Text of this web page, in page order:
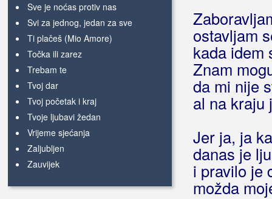
Sve je noćas protiv nas
Svi za jednog, jedan za sve
Ti plačeš (Mio Amore)
Točka ili zarez
Trebam te
Tvoj dar
Tvoj početak i kraj
Tvoje ljubavi žedan
Vrijeme sjećanja
Zaljubljen
Zauvijek
ostavljam
kada idem
Znam
da mi nije
al na kraju
Jer ja, ja
danas je
i pravilo je
možda